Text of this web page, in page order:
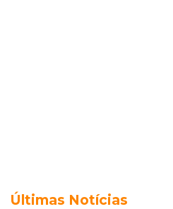
Últimas Notícias